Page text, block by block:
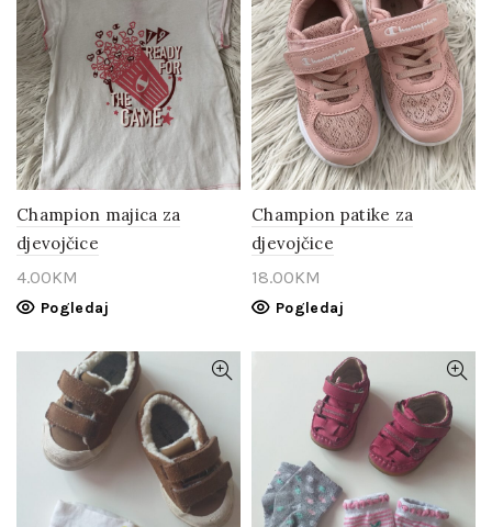
Champion majica za
djevojčice
4.00KM
Pogledaj
Champion patike za
djevojčice
18.00KM
Pogledaj